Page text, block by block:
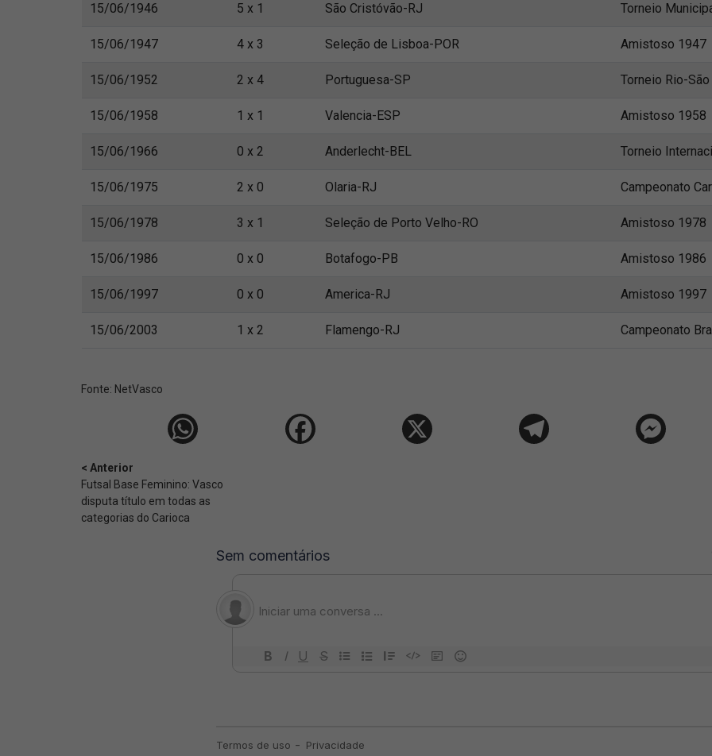
15/06/1946 5 x 1 São Cristóvão-RJ Torneio
15/06/1947 4 x 3 Seleção de Lisboa-POR Amistoso 1947
15/06/1952 2 x 4 Portuguesa-SP Torneio Rio-
15/06/1958 1 x 1 Valencia-ESP Amistoso 1958
15/06/1966 0 x 2 Anderlecht-BEL Torneio
15/06/1975 2 x 0 Olaria-RJ Campeonato
15/06/1978 3 x 1 Seleção de Porto Velho-RO Amistoso 1978
15/06/1986 0 x 0 Botafogo-PB Amistoso 1986
15/06/1997 0 x 0 America-RJ Amistoso 1997
15/06/2003 1 x 2 Flamengo-RJ Campeonato
Fonte: NetVasco
< Anterior
Futsal Base Feminino: Vasco
disputa título em todas as
categorias do Carioca